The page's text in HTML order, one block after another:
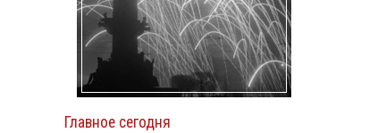
Главное сегодня